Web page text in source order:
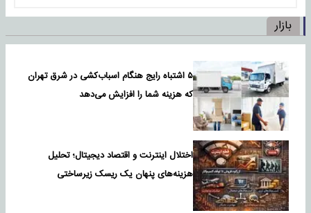
بازار
۵ اشتباه رایج هنگام اسباب‌کشی در شرق تهران
که هزینه شما را افزایش می‌دهد
اختلال اینترنت و اقتصاد دیجیتال؛ تحلیل
هزینه‌های پنهان یک ریسک زیرساختی